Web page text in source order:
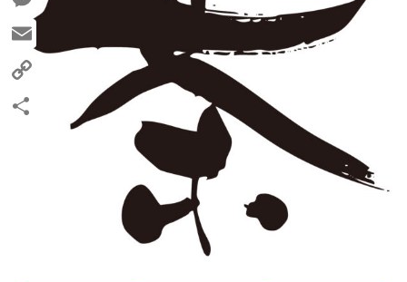
Messenger
Email
Copy